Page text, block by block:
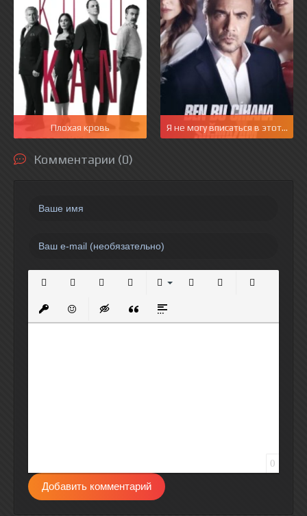
Плохая кровь Я не могу вписаться в этот мир
Комментарии (0)
Вставить защищенную ссылку
Вставить смайлик
Вставка скрытого текста
Вставка цитаты
Вставка спойлера
0
Добавить комментарий